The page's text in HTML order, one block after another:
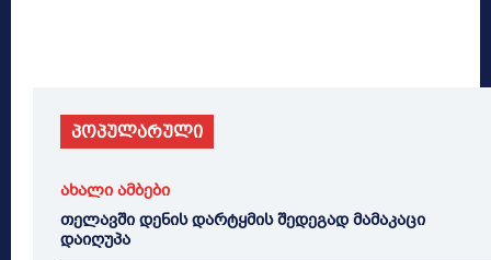
პოპულარული
ახალი ამბები
თელავში დენის დარტყმის შედეგად მამაკაცი
დაიღუპა